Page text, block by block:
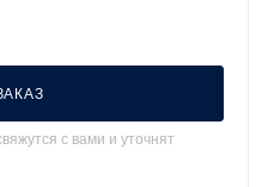
с вами и уточнят